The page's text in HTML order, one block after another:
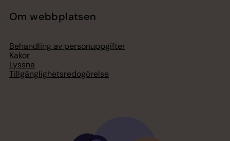
Om webbplatsen
Behandling av personuppgifter
Kakor
Lyssna
Tillgänglighetsredogörelse